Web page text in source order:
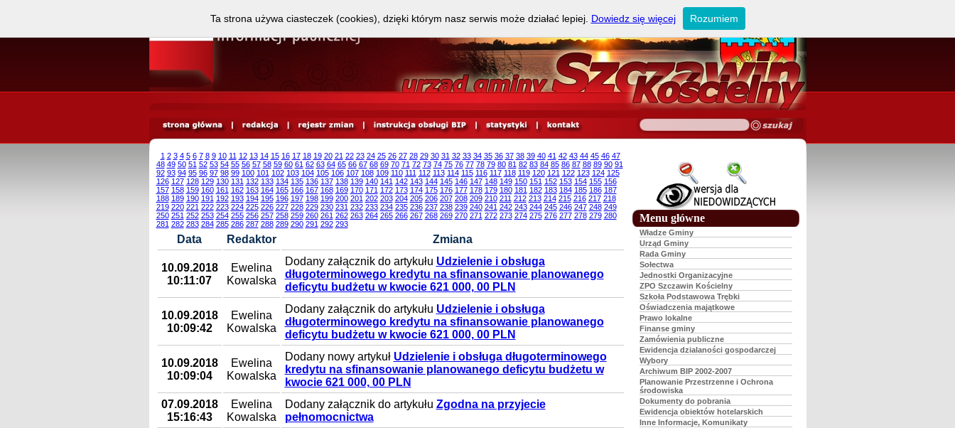
1 2 3 4 5 6 7 8 9 10 11 12 13 14 15 16 17 18 19 20 21 22 23 24 25 26 27 28 29 30 31 32 33 34 35 36 37 38 39 40 41 42 43 44 45 46 47
48 49 50 51 52 53 54 55 56 57 58 59 60 61 62 63 64 65 66 67 68 69 70 71 72 73 74 75 76 77 78 79 80 81 82 83 84 85 86 87 88 89 90 91
92 93 94 95 96 97 98 99 100 101 102 103 104 105 106 107 108 109 110 111 112 113 114 115 116 117 118 119 120 121 122 123 124 125
126 127 128 129 130 131 132 133 134 135 136 137 138 139 140 141 142 143 144 145 146 147 148 149 150 151 152 153 154 155 156
157 158 159 160 161 162 163 164 165 166 167 168 169 170 171 172 173 174 175 176 177 178 179 180 181 182 183 184 185 186 187
188 189 190 191 192 193 194 195 196 197 198 199 200 201 202 203 204 205 206 207 208 209 210 211 212 213 214 215 216 217 218
219 220 221 222 223 224 225 226 227 228 229 230 231 232 233 234 235 236 237 238 239 240 241 242 243 244 245 246 247 248 249
250 251 252 253 254 255 256 257 258 259 260 261 262 263 264 265 266 267 268 269 270 271 272 273 274 275 276 277 278 279 280
281 282 283 284 285 286 287 288 289 290 291 292 293
Data Redaktor Zmiana
10.09.2018
10:11:07
Ewelina
Kowalska
Dodany załącznik do artykułu Udzielenie i obsługa
długoterminowego kredytu na sfinansowanie planowanego
deficytu budżetu w kwocie 621 000, 00 PLN
10.09.2018
10:09:42
Ewelina
Kowalska
Dodany załącznik do artykułu Udzielenie i obsługa
długoterminowego kredytu na sfinansowanie planowanego
deficytu budżetu w kwocie 621 000, 00 PLN
10.09.2018
10:09:04
Ewelina
Kowalska
Dodany nowy artykuł Udzielenie i obsługa długoterminowego
kredytu na sfinansowanie planowanego deficytu budżetu w
kwocie 621 000, 00 PLN
07.09.2018
15:16:43
Ewelina
Kowalska
Dodany załącznik do artykułu Zgodna na przyjecie
pełnomocnictwa
Menu główne
Władze Gminy
Urząd Gminy
Rada Gminy
Sołectwa
Jednostki Organizacyjne
ZPO Szczawin Kościelny
Szkoła Podstawowa Trębki
Oświadczenia majątkowe
Prawo lokalne
Finanse gminy
Zamówienia publiczne
Ewidencja dzialaności gospodarczej
Wybory
Archiwum BIP 2002-2007
Planowanie Przestrzenne i Ochrona
środowiska
Dokumenty do pobrania
Ewidencja obiektów hotelarskich
Inne Informacje, Komunikaty
Ta strona używa ciasteczek (cookies), dzięki którym nasz serwis może działać lepiej. Dowiedz się więcej Rozumiem